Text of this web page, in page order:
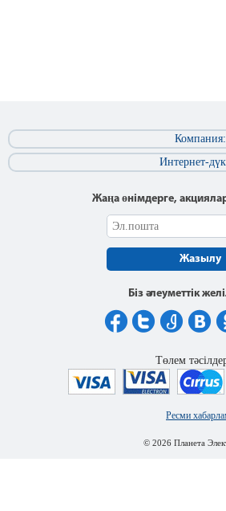
Компания:
Интернет-
Жаңа өнімдерге,
Жазылу
Біз әлеуметтік
Ресми
© 2026 Планета
Төлем